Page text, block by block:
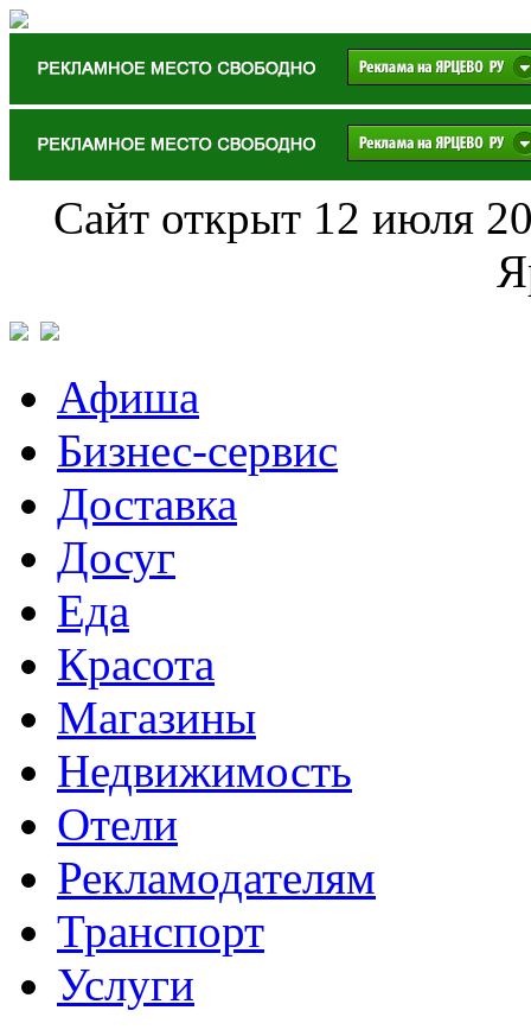
Сайт открыт 12 июля
Афиша
Бизнес-сервис
Доставка
Досуг
Еда
Красота
Магазины
Недвижимость
Отели
Рекламодателям
Транспорт
Услуги